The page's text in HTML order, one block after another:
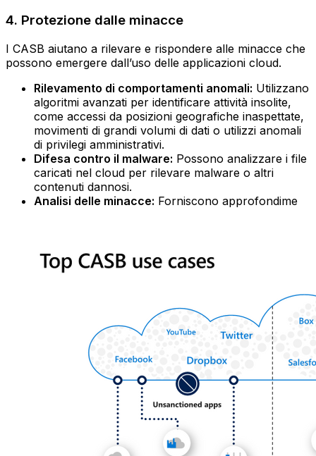
4. Protezione dalle minacce
I CASB aiutano a rilevare e rispondere alle minacce che
possono emergere dall’uso delle applicazioni cloud.
Rilevamento di comportamenti anomali: Utilizzano
algoritmi avanzati per identificare attività insolite,
come accessi da posizioni geografiche inaspettate,
movimenti di grandi volumi di dati o utilizzi anomali
di privilegi amministrativi.
Difesa contro il malware: Possono analizzare i file
caricati nel cloud per rilevare malware o altri
contenuti dannosi.
Analisi delle minacce: Forniscono approfondime ‍